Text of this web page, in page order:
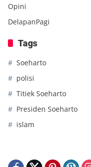
Opini
DelapanPagi
Tags
Soeharto
polisi
Titiek Soeharto
Presiden Soeharto
islam